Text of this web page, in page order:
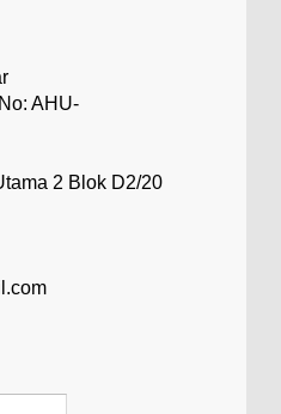
No: AHU-
2 Blok D2/20